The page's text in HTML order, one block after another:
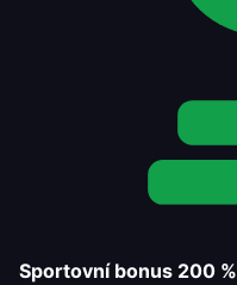
Sportovní bonus 200 %